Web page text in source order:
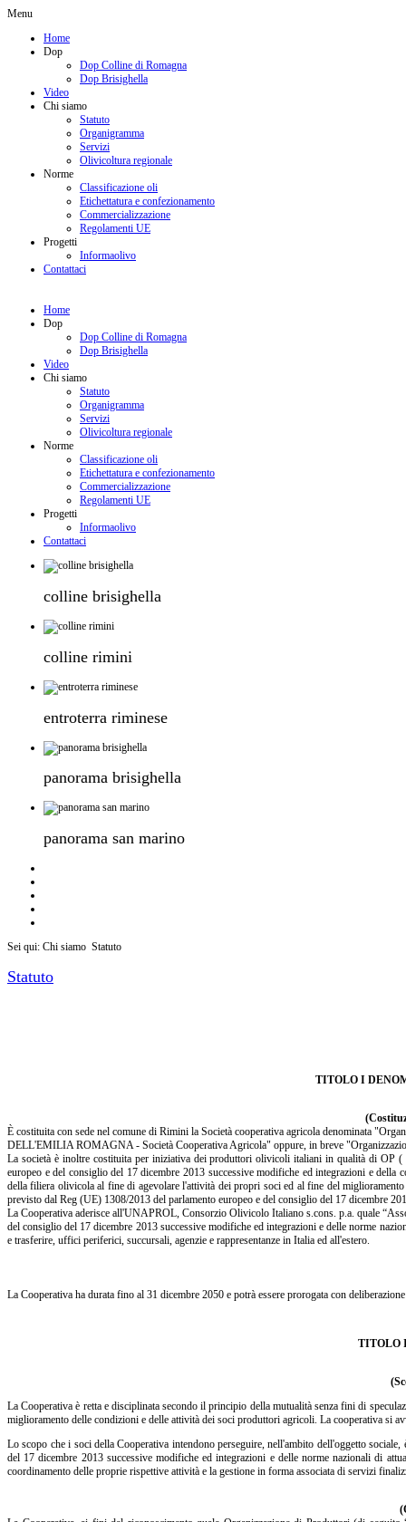
Menu
Home
Dop
Dop Colline di Romagna
Dop Brisighella
Video
Chi siamo
Statuto
Organigramma
Servizi
Olivicoltura regionale
Norme
Classificazione oli
Etichettatura e confezionamento
Commercializzazione
Regolamenti UE
Progetti
Informaolivo
Contattaci
Home
Dop
Dop Colline di Romagna
Dop Brisighella
Video
Chi siamo
Statuto
Organigramma
Servizi
Olivicoltura regionale
Norme
Classificazione oli
Etichettatura e confezionamento
Commercializzazione
Regolamenti UE
Progetti
Informaolivo
Contattaci
colline brisighella
colline rimini
entroterra riminese
panorama brisighella
panorama san marino
Sei qui: Chi siamo Statuto
Statuto
TITOLO I
È costituita con sede nel comune di Rimini la Società cooperativa agricola denominata
DELL'EMILIA ROMAGNA - Società Cooperativa Agricola" oppure, in breve
La società è inoltre costituita per iniziativa dei produttori olivicoli italiani in qualità di OP
europeo e del consiglio del 17 dicembre 2013 successive modifiche ed integrazioni e
della filiera olivicola al fine di agevolare l'attività dei propri soci ed al fine del
previsto dal Reg (UE) 1308/2013 del parlamento europeo e del consiglio del 17 dicembre
La Cooperativa aderisce all'UNAPROL, Consorzio Olivicolo Italiano s.cons. p.a. quale
del consiglio del 17 dicembre 2013 successive modifiche ed integrazioni e delle norme
e trasferire, uffici periferici, succursali, agenzie e rappresentanze in Italia ed all'estero.
La Cooperativa ha durata fino al 31 dicembre 2050 e potrà essere prorogata con
TITOLO
La Cooperativa è retta e disciplinata secondo il principio della mutualità senza fini di
miglioramento delle condizioni e delle attività dei soci produttori agricoli. La cooperativa si
Lo scopo che i soci della Cooperativa intendono perseguire, nell'ambito dell'oggetto
del 17 dicembre 2013 successive modifiche ed integrazioni e delle norme nazionali di
coordinamento delle proprie rispettive attività e la gestione in forma associata di servizi